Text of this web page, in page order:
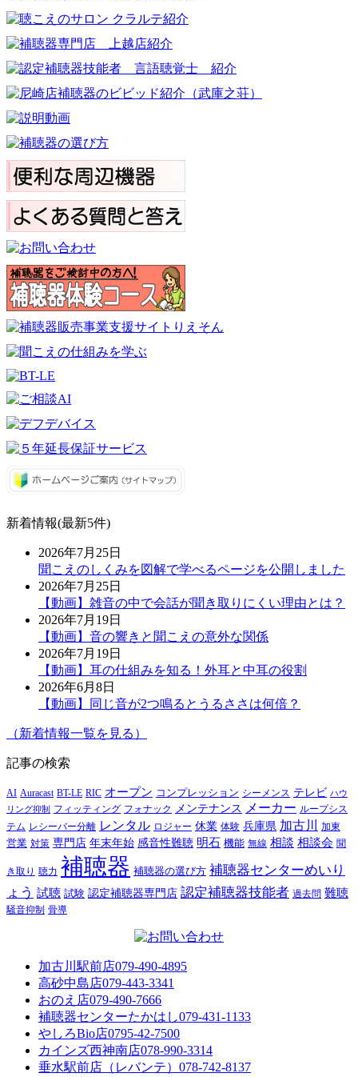
新着情報(最新5件)
2026年7月25日
聞こえのしくみを図解で学べるページを公開しました
2026年7月25日
【動画】雑音の中で会話が聞き取りにくい理由とは？
2026年7月19日
【動画】音の響きと聞こえの意外な関係
2026年7月19日
【動画】耳の仕組みを知る！外耳と中耳の役割
2026年6月8日
【動画】同じ音が2つ鳴るとうるささは何倍？
（新着情報一覧を見る）
記事の検索
AI Auracast BT-LE RIC オープン コンプレッション シーメンス テレビ ハウ
リング抑制
フィッティング フォナック メンテナンス メーカー ループシス
テム レシーバー分離 レンタル ロジャー 休業 体験 兵庫県 加古川 加東
営業 対策 専門店 年末年始 感音性難聴 明石 機能 無線 相談 相談会 聞
き取り 聴力 補聴器 補聴器の選び方 補聴器センターめいり
ょう 試聴 試験 認定補聴器専門店 認定補聴器技能者 過去問 難聴
騒音抑制 骨導
加古川駅前店079-490-4895
高砂中島店079-443-3341
おのえ店079-490-7666
補聴器センターたかはし079-431-1133
やしろBio店0795-42-7500
カインズ西神南店078-990-3314
垂水駅前店（レバンテ） 078-742-8137